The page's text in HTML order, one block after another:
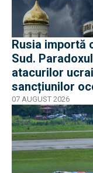
Rusia importă
Sud.
atacurilor
sancțiunilor
07 AUGUST 2026